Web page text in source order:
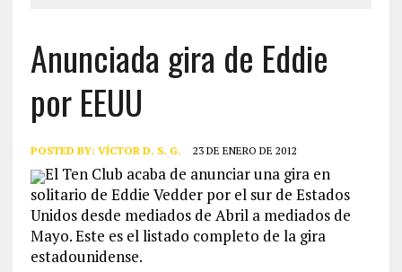
Anunciada gira de Eddie
por EEUU
POSTED BY: VÍCTOR D. S. G. 23 DE ENERO DE 2012
El Ten Club acaba de anunciar una gira en
solitario de Eddie Vedder por el sur de Estados
Unidos desde mediados de Abril a mediados de
Mayo. Este es el listado completo de la gira
estadounidense.